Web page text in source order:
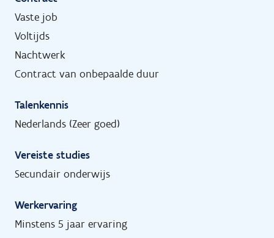
Vaste job
Voltijds
Nachtwerk
Contract van onbepaalde duur
Talenkennis
Nederlands (Zeer goed)
Vereiste studies
Secundair onderwijs
Werkervaring
Minstens 5 jaar ervaring